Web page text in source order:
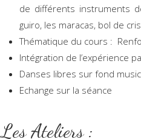
de différents instruments
guiro, les maracas, bol de
Thématique du cours :
Intégration de l’expérience
Danses libres sur fond
Echange sur la séance
Les